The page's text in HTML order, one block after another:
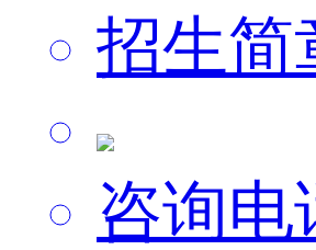
招生简
咨询电